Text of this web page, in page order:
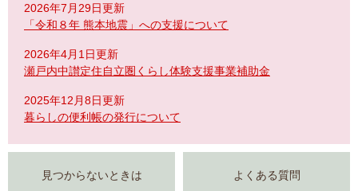
2026年7月29日更新
「令和８年 熊本地震」への支援について
2026年4月1日更新
瀬戸内中讃定住自立圏くらし体験支援事業補助金
2025年12月8日更新
暮らしの便利帳の発行について
見つからないときは よくある質問